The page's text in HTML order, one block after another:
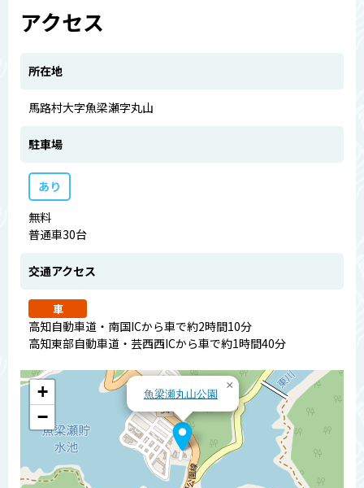
アクセス
所在地
馬路村大字魚梁瀬字丸山
駐車場
あり
無料
普通車30台
交通アクセス
車
高知自動車道・南国ICから車で約2時間10分
高知東部自動車道・芸西西ICから車で約1時間40分
魚梁瀬丸山公園
×
+
−